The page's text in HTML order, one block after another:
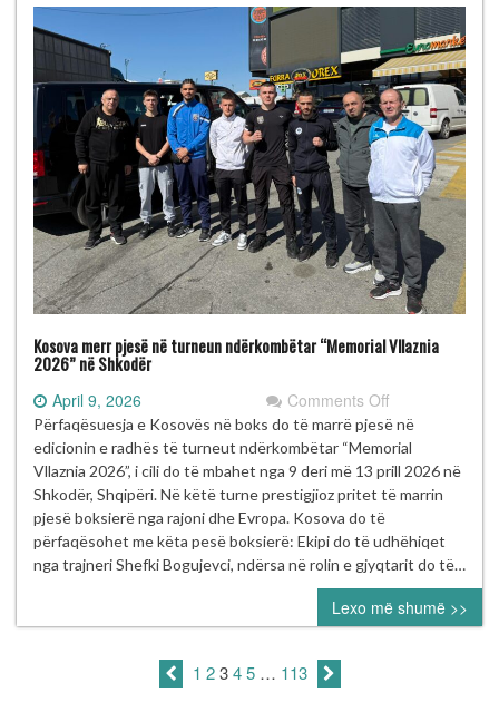
Kosova merr pjesë në turneun ndërkombëtar “Memorial Vllaznia
2026” në Shkodër
April 9, 2026 Comments Offon
Kosova
merr
pjesë
në
ndërkombëtar
“Memorial
Vllaznia
2026”
në
Përfaqësuesja e Kosovës në boks do të marrë pjesë në
edicionin e radhës të turneut ndërkombëtar “Memorial
Vllaznia 2026”, i cili do të mbahet nga 9 deri më 13 prill 2026 në
Shkodër, Shqipëri. Në këtë turne prestigjioz pritet të marrin
pjesë boksierë nga rajoni dhe Evropa. Kosova do të
përfaqësohet me këta pesë boksierë: Ekipi do të udhëhiqet
nga trajneri Shefki Bogujevci, ndërsa në rolin e gjyqtarit do të…
Lexo më shumë >>
1 2 3 4 5 … 113